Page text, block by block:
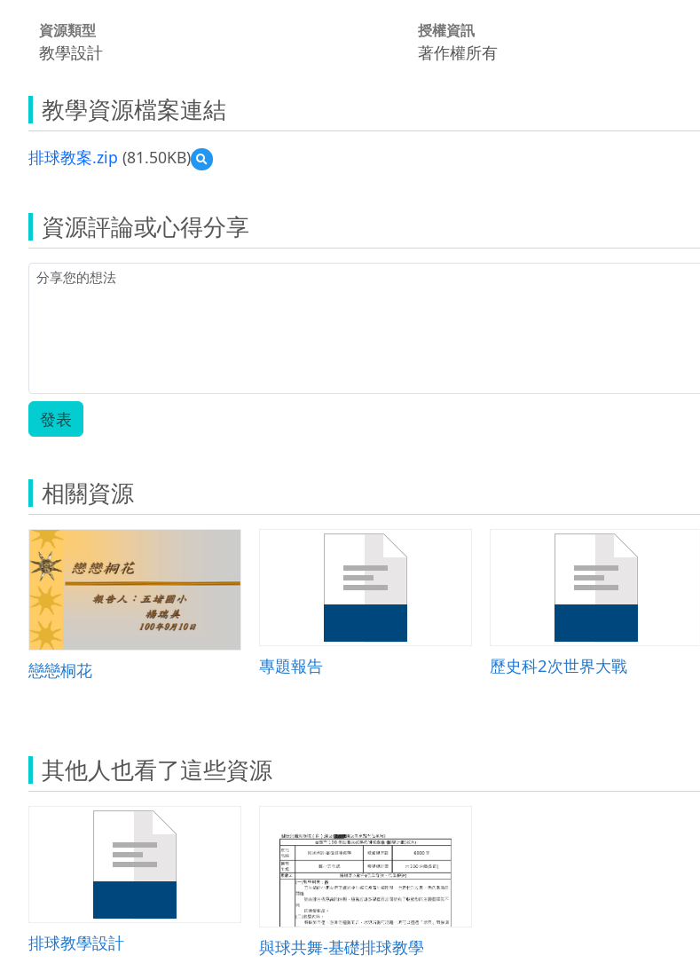
資源類型
教學設計
授權資訊
著作權所有
教學資源檔案連結
排球教案.zip (81.50KB)
預
覽
教
案.zip
資源評論或心得分享
發表
相關資源
戀戀桐花 專題報告 歷史科2次世界大戰
其他人也看了這些資源
排球教學設計 與球共舞-基礎排球教學